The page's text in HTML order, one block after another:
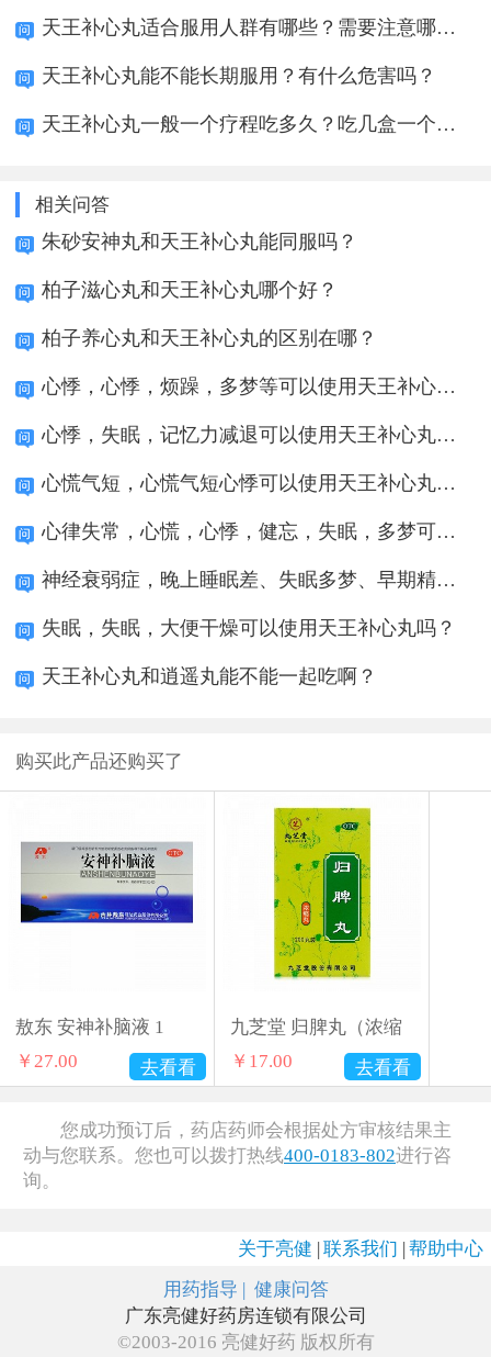
天王补心丸适合服用人群有哪些？需要注意哪些？
天王补心丸能不能长期服用？有什么危害吗？
天王补心丸一般一个疗程吃多久？吃几盒一个疗程
相关问答
朱砂安神丸和天王补心丸能同服吗？
柏子滋心丸和天王补心丸哪个好？
柏子养心丸和天王补心丸的区别在哪？
心悸，心悸，烦躁，多梦等可以使用天王补心丸吗
心悸，失眠，记忆力减退可以使用天王补心丸吗？
心慌气短，心慌气短心悸可以使用天王补心丸吗？
心律失常，心慌，心悸，健忘，失眠，多梦可以使
神经衰弱症，晚上睡眠差、失眠多梦、早期精神差
失眠，失眠，大便干燥可以使用天王补心丸吗？
天王补心丸和逍遥丸能不能一起吃啊？
购买此产品还购买了
敖东 安神补脑液 1
￥ 27.00 去看看
九芝堂 归脾丸（浓缩
￥ 17.00 去看看
您成功预订后，药店药师会根据处方审核结果主
动与您联系。您也可以拨打热线400-0183-802进行咨
询。
关于亮健 |联系我们 |帮助中心
用药指导 | 健康问答
广东亮健好药房连锁有限公司
©2003-2016 亮健好药 版权所有